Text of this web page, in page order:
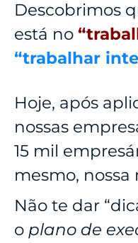
Descobrimos
está no
“trabalhar
Hoje, após
nossas
15 mil
mesmo, nossa
Não te dar
o plano de